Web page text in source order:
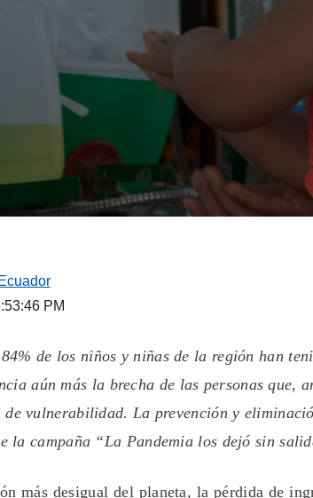
PM
de los niños y niñas de la región han
aún más la brecha de las personas que,
de vulnerabilidad. La prevención y
la campaña “La Pandemia los dejó sin
más desigual del planeta, la pérdida de